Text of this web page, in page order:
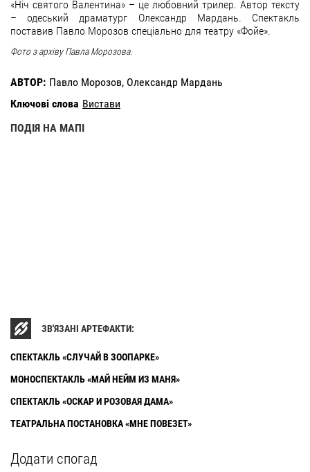
«Ніч святого Валентина» – це любовний трилер. Автор тексту
– одеський драматург Олександр Мардань. Спектакль
поставив Павло Морозов спеціально для театру «Фойе».
Фото з архіву Павла Морозова.
АВТОР: Павло Морозов, Олександр Мардань
Ключові слова Вистави
ПОДІЯ НА МАПІ
ЗВ'ЯЗАНІ АРТЕФАКТИ:
СПЕКТАКЛЬ «СЛУЧАЙ В ЗООПАРКЕ»
МОНОСПЕКТАКЛЬ «МАЙ НЕЙМ ИЗ МАНЯ»
СПЕКТАКЛЬ «ОСКАР И РОЗОВАЯ ДАМА»
ТЕАТРАЛЬНА ПОСТАНОВКА «МНЕ ПОВЕЗЕТ»
Додати спогад